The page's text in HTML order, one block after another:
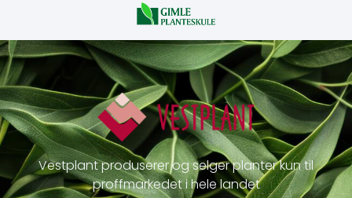
Vestplant produserer og selger planter kun til
proffmarkedet i hele landet